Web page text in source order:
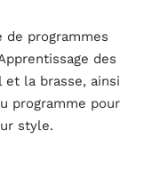
de programmes
des
et la brasse, ainsi
programme pour
style.